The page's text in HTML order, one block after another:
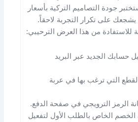
جودة التصاميم التركية بأسعار
على تكرار التجربة لاحقاً.
للاستفادة من هذا العرض الترحيبي:
حسابك الجديد عبر البريد
التي ترغب بها في عربة
الرمز الترويجي في صفحة الدفع.
الخصم الخاص بالطلب الأول لتفعيل